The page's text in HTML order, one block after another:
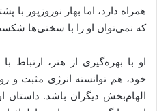
همراه دارد، اما بهار نوروزپور
که نمی‌توان او را با سختی‌ها
او با بهره‌گیری از هنر، ارتباط
خود، هم توانسته‌ انرژی مثبت و
الهام‌بخش دیگران باشد. داستان